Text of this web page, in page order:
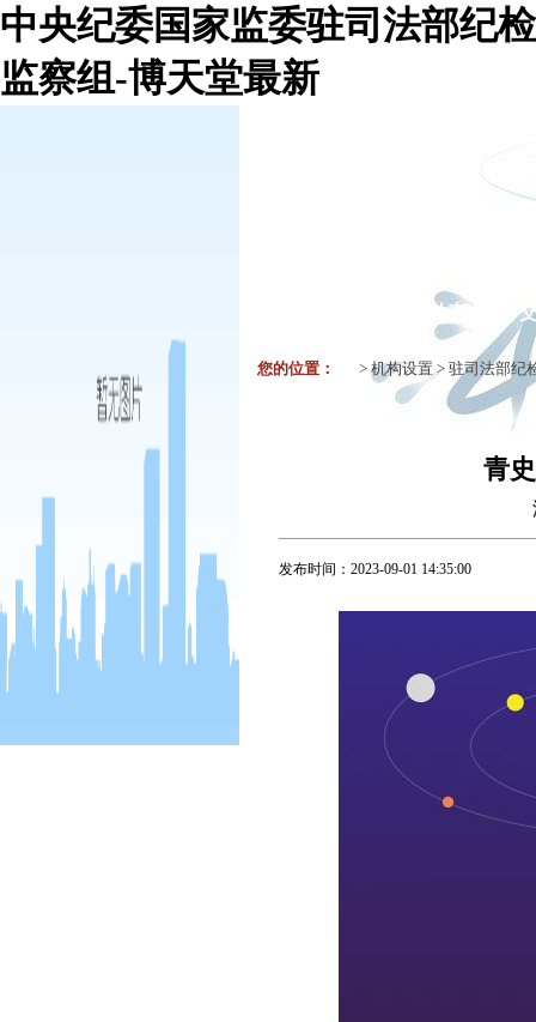
中央纪委国家监委驻司法部纪检
监察组-博天堂最新
工作动态 业务
您的位置： > 机构设置 > 驻司法部纪
青
发布时间： 2023-09-01 14:35:00